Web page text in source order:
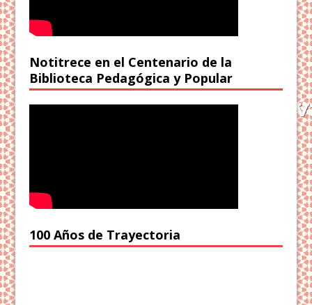
Notitrece en el Centenario de la
Biblioteca Pedagógica y Popular
100 Años de Trayectoria